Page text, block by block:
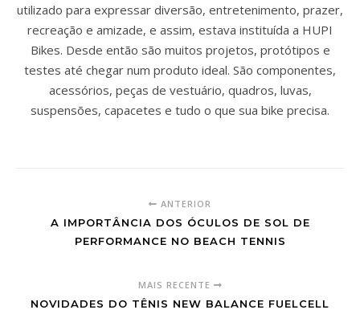
utilizado para expressar diversão, entretenimento, prazer,
recreação e amizade, e assim, estava instituída a HUPI
Bikes. Desde então são muitos projetos, protótipos e
testes até chegar num produto ideal. São componentes,
acessórios, peças de vestuário, quadros, luvas,
suspensões, capacetes e tudo o que sua bike precisa.
ANTERIOR
A IMPORTÂNCIA DOS ÓCULOS DE SOL DE
PERFORMANCE NO BEACH TENNIS
MAIS RECENTE
NOVIDADES DO TÊNIS NEW BALANCE FUELCELL